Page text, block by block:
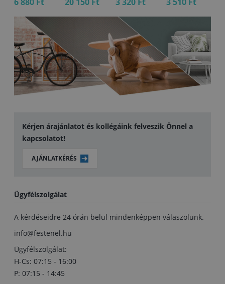
Kérjen árajánlatot és kollégáink felveszik Önnel a
kapcsolatot!
AJÁNLATKÉRÉS
Ügyfélszolgálat
A kérdéseidre 24 órán belül mindenképpen válaszolunk.
info@festenel.hu
Ügyfélszolgálat:
H-Cs: 07:15 - 16:00
P: 07:15 - 14:45